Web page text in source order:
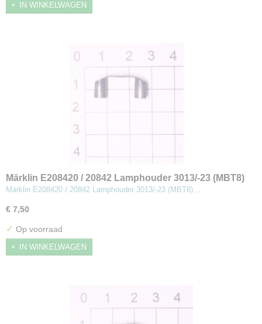
IN WINKELWAGEN
Märklin E208420 / 20842 Lamphouder 3013/-23 (MBT8)
Märklin E208420 / 20842 Lamphouder 3013/-23 (MBT8)…
€ 7,50
✓ Op voorraad
IN WINKELWAGEN